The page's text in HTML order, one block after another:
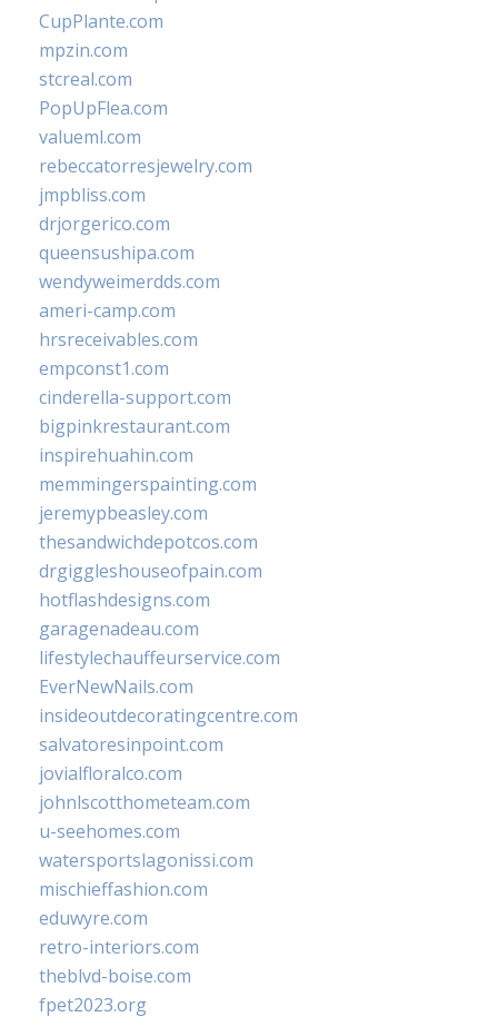
CupPlante.com
mpzin.com
stcreal.com
PopUpFlea.com
valueml.com
rebeccatorresjewelry.com
jmpbliss.com
drjorgerico.com
queensushipa.com
wendyweimerdds.com
ameri-camp.com
hrsreceivables.com
empconst1.com
cinderella-support.com
bigpinkrestaurant.com
inspirehuahin.com
memmingerspainting.com
jeremypbeasley.com
thesandwichdepotcos.com
drgiggleshouseofpain.com
hotflashdesigns.com
garagenadeau.com
lifestylechauffeurservice.com
EverNewNails.com
insideoutdecoratingcentre.com
salvatoresinpoint.com
jovialfloralco.com
johnlscotthometeam.com
u-seehomes.com
watersportslagonissi.com
mischieffashion.com
eduwyre.com
retro-interiors.com
theblvd-boise.com
fpet2023.org